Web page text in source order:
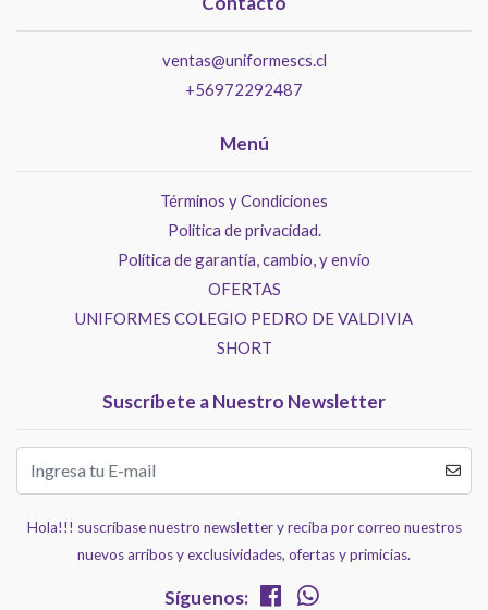
ventas@uniformescs.cl
+56972292487
Menú
Términos y Condiciones
Politica de privacidad.
Política de garantía, cambio, y envío
OFERTAS
UNIFORMES COLEGIO PEDRO DE VALDIVIA
SHORT
Suscríbete a Nuestro Newsletter
Hola!!! suscríbase nuestro newsletter y reciba por correo nuestros
nuevos arribos y exclusividades, ofertas y primicias.
Síguenos: